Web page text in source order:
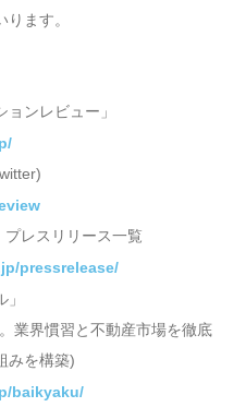
ます。
ンレビュー」
レスリリース一覧
pressrelease/
業界慣習と不動産市場を徹底
みを構築)
baikyaku/